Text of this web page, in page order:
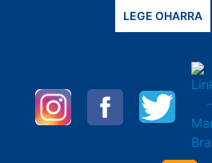
LEGE OHARRA